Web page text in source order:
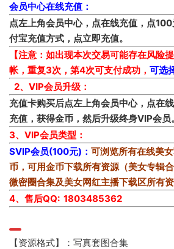
会员中心在线充值：
点左上角会员中心，点在线充值，点
付宝充值方式，点立即充值。
【注意：如出现本次交易可能存在风险
帐，重复3次，第4次可支付成功， 可选
2、VIP会员升级：
充值卡购买后点左上角会员中心，点在
充值，获得金币，然后升级终身VIP会员。
3、VIP会员类型：
SVIP会员(100元)： 可浏览所有在线美
币，可用金币下载所有资源（美女专辑合
微密圈合集及美女网红主播下载区所有资
4、售后QQ: 1803485362
【资源格式】：写真套图合集